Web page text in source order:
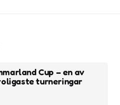
Cup – en av
turneringar